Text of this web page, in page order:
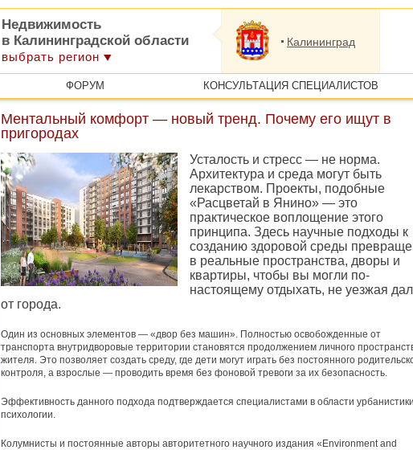
Недвижимость
в Калининградской области
выбрать регион
Калининград
ФОРУМ КОНСУЛЬТАЦИЯ СПЕЦИАЛИСТОВ
Ментальный комфорт — новый тренд. Почему его ищут в
пригородах
Усталость и стресс — не норма.
Архитектура и среда могут быть
лекарством. Проекты, подобные
«Расцветай в Янино» — это
практическое воплощение этого
принципа. Здесь научные подходы к
созданию здоровой среды
в реальные пространства, дворы и
квартиры, чтобы вы могли по-
настоящему отдыхать, не уезжая
от города.
Один из основных элементов — «двор без машин». Полностью освобожденные от
транспорта внутридворовые территории становятся продолжением личного
жителя. Это позволяет создать среду, где дети могут играть без постоянного
контроля, а взрослые — проводить время без фоновой тревоги за их безопасность.
Эффективность данного подхода подтверждается специалистами в области
психологии.
Колумнисты и постоянные авторы авторитетного научного издания «Environment and